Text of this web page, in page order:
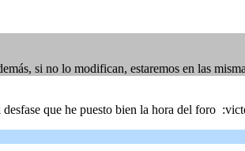
si no lo modifican, estaremos en las
desfase que he puesto bien la hora del foro